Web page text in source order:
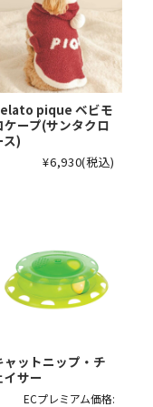
pique ベビモ
ケープ(サンタクロ
ス)
¥6,930(税込)
ャットニップ・チ
イサー
ECプレミアム価格: